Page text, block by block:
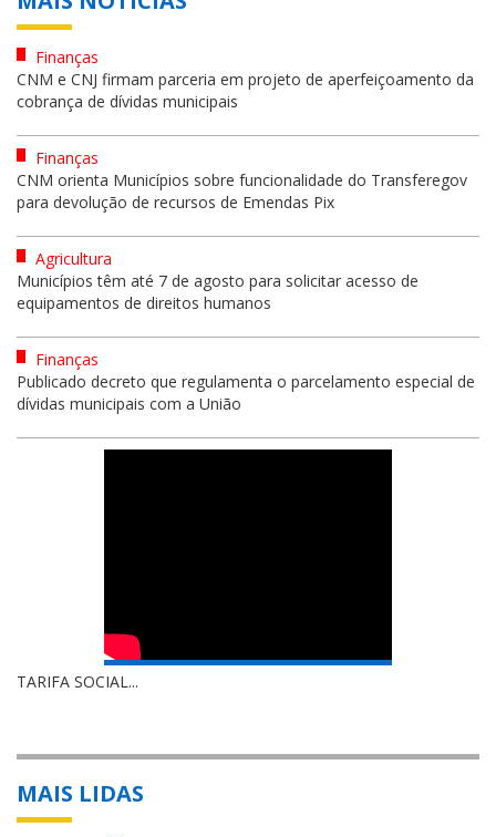
Finanças
CNM e CNJ firmam parceria em projeto de aperfeiçoamento da
cobrança de dívidas municipais
Finanças
CNM orienta Municípios sobre funcionalidade do Transferegov
para devolução de recursos de Emendas Pix
Agricultura
Municípios têm até 7 de agosto para solicitar acesso de
equipamentos de direitos humanos
Finanças
Publicado decreto que regulamenta o parcelamento especial de
dívidas municipais com a União
TARIFA SOCIAL...
MAIS LIDAS